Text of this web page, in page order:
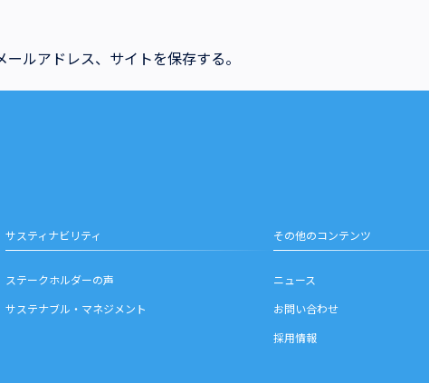
ルアドレス、サイトを保存する。
サスティナビリティ
ステークホルダーの声
サステナブル・マネジメント
その他のコンテンツ
ニュース
お問い合わせ
採用情報